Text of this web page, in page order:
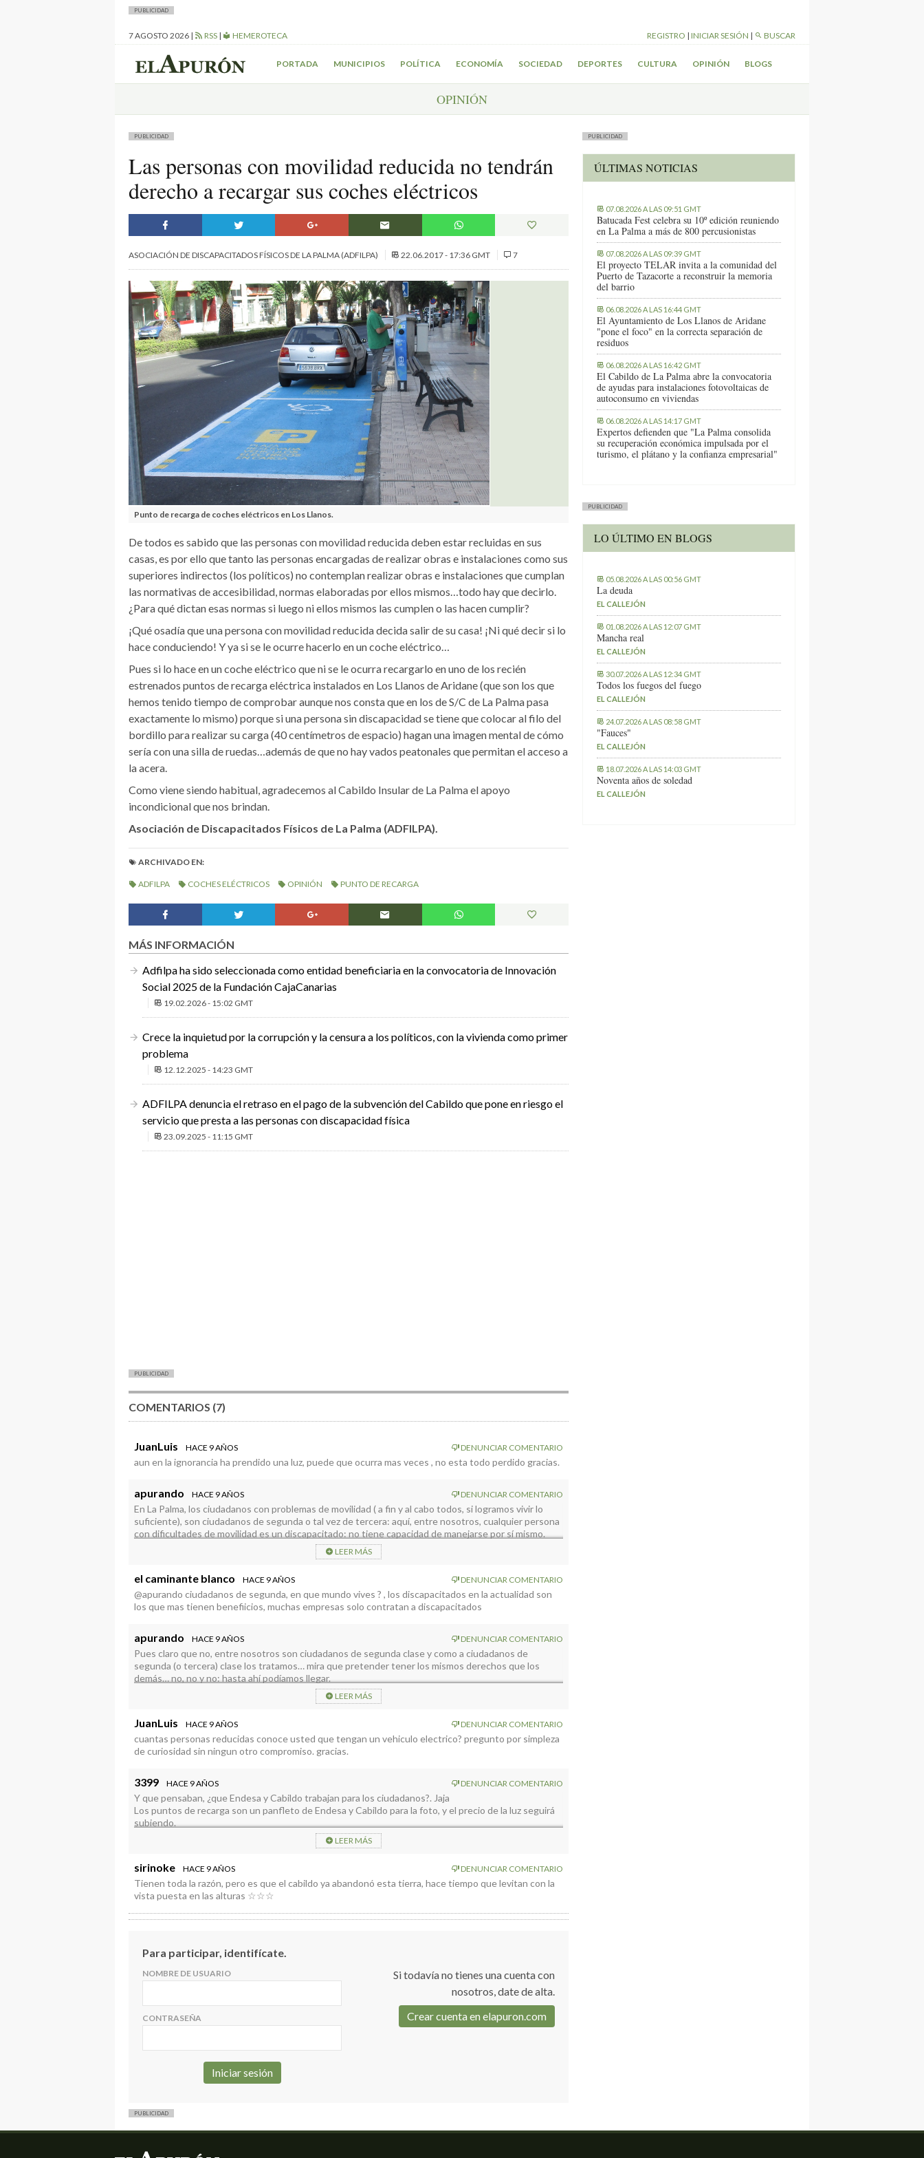
PUBLICIDAD
7 AGOSTO 2026 | RSS | HEMEROTECA REGISTRO | INICIAR SESIÓN | BUSCAR
PORTADA MUNICIPIOS POLÍTICA ECONOMÍA SOCIEDAD DEPORTES CULTURA OPINIÓN BLOGS
OPINIÓN
PUBLICIDAD
Las personas con movilidad reducida no tendrán
derecho a recargar sus coches eléctricos
ASOCIACIÓN DE DISCAPACITADOS FÍSICOS DE LA PALMA (ADFILPA) 22.06.2017 - 17:36 GMT 7
Punto de recarga de coches eléctricos en Los Llanos.
De todos es sabido que las personas con movilidad reducida deben estar recluidas en sus
casas, es por ello que tanto las personas encargadas de realizar obras e instalaciones como sus
superiores indirectos (los políticos) no contemplan realizar obras e instalaciones que cumplan
las normativas de accesibilidad, normas elaboradas por ellos mismos…todo hay que decirlo.
¿Para qué dictan esas normas si luego ni ellos mismos las cumplen o las hacen cumplir?
¡Qué osadía que una persona con movilidad reducida decida salir de su casa! ¡Ni qué decir si lo
hace conduciendo! Y ya si se le ocurre hacerlo en un coche eléctrico…
Pues si lo hace en un coche eléctrico que ni se le ocurra recargarlo en uno de los recién
estrenados puntos de recarga eléctrica instalados en Los Llanos de Aridane (que son los que
hemos tenido tiempo de comprobar aunque nos consta que en los de S/C de La Palma pasa
exactamente lo mismo) porque si una persona sin discapacidad se tiene que colocar al filo del
bordillo para realizar su carga (40 centímetros de espacio) hagan una imagen mental de cómo
sería con una silla de ruedas…además de que no hay vados peatonales que permitan el acceso a
la acera.
Como viene siendo habitual, agradecemos al Cabildo Insular de La Palma el apoyo
incondicional que nos brindan.
Asociación de Discapacitados Físicos de La Palma (ADFILPA).
ARCHIVADO EN:
ADFILPA COCHES ELÉCTRICOS OPINIÓN PUNTO DE RECARGA
MÁS INFORMACIÓN
Adfilpa ha sido seleccionada como entidad beneficiaria en la convocatoria de Innovación
Social 2025 de la Fundación CajaCanarias
19.02.2026 - 15:02 GMT
Crece la inquietud por la corrupción y la censura a los políticos, con la vivienda como primer
problema
12.12.2025 - 14:23 GMT
ADFILPA denuncia el retraso en el pago de la subvención del Cabildo que pone en riesgo el
servicio que presta a las personas con discapacidad física
23.09.2025 - 11:15 GMT
PUBLICIDAD
COMENTARIOS (7)
JuanLuis HACE 9 AÑOS DENUNCIAR COMENTARIO
aun en la ignorancia ha prendido una luz, puede que ocurra mas veces , no esta todo perdido gracias.
apurando HACE 9 AÑOS DENUNCIAR COMENTARIO
En La Palma, los ciudadanos con problemas de movilidad ( a fin y al cabo todos, si logramos vivir lo
suficiente), son ciudadanos de segunda o tal vez de tercera: aquí, entre nosotros, cualquier persona
con dificultades de movilidad es un discapacitado: no tiene capacidad de manejarse por sí mismo.
Bobadas aparte, pruebe a manejarse 24 horas sobre una silla de ruedas y luego hablamos ¿ vale?
LEER MÁS
el caminante blanco HACE 9 AÑOS DENUNCIAR COMENTARIO
@apurando ciudadanos de segunda, en que mundo vives ? , los discapacitados en la actualidad son
los que mas tienen benefiicios, muchas empresas solo contratan a discapacitados
apurando HACE 9 AÑOS DENUNCIAR COMENTARIO
Pues claro que no, entre nosotros son ciudadanos de segunda clase y como a ciudadanos de
segunda (o tercera) clase los tratamos… mira que pretender tener los mismos derechos que los
demás… no, no y no: hasta ahí podíamos llegar.
LEER MÁS
JuanLuis HACE 9 AÑOS DENUNCIAR COMENTARIO
cuantas personas reducidas conoce usted que tengan un vehiculo electrico? pregunto por simpleza
de curiosidad sin ningun otro compromiso. gracias.
3399 HACE 9 AÑOS DENUNCIAR COMENTARIO
Y que pensaban, ¿que Endesa y Cabildo trabajan para los ciudadanos?. Jaja
Los puntos de recarga son un panfleto de Endesa y Cabildo para la foto, y el precio de la luz seguirá
subiendo.
LEER MÁS
sirinoke HACE 9 AÑOS DENUNCIAR COMENTARIO
Tienen toda la razón, pero es que el cabildo ya abandonó esta tierra, hace tiempo que levitan con la
vista puesta en las alturas ☆☆☆
Para participar, identifícate.
NOMBRE DE USUARIO
CONTRASEÑA
Si todavía no tienes una cuenta con
nosotros, date de alta.
Crear cuenta en elapuron.com
PUBLICIDAD
ÚLTIMAS NOTICIAS
07.08.2026 A LAS 09:51 GMT
Batucada Fest celebra su 10º edición reuniendo
en La Palma a más de 800 percusionistas
07.08.2026 A LAS 09:39 GMT
El proyecto TELAR invita a la comunidad del
Puerto de Tazacorte a reconstruir la memoria
del barrio
06.08.2026 A LAS 16:44 GMT
El Ayuntamiento de Los Llanos de Aridane
"pone el foco" en la correcta separación de
residuos
06.08.2026 A LAS 16:42 GMT
El Cabildo de La Palma abre la convocatoria
de ayudas para instalaciones fotovoltaicas de
autoconsumo en viviendas
06.08.2026 A LAS 14:17 GMT
Expertos defienden que "La Palma consolida
su recuperación económica impulsada por el
turismo, el plátano y la confianza empresarial"
PUBLICIDAD
LO ÚLTIMO EN BLOGS
05.08.2026 A LAS 00:56 GMT
La deuda
EL CALLEJÓN
01.08.2026 A LAS 12:07 GMT
Mancha real
EL CALLEJÓN
30.07.2026 A LAS 12:34 GMT
Todos los fuegos del fuego
EL CALLEJÓN
24.07.2026 A LAS 08:58 GMT
"Fauces"
EL CALLEJÓN
18.07.2026 A LAS 14:03 GMT
Noventa años de soledad
EL CALLEJÓN
PUBLICIDAD